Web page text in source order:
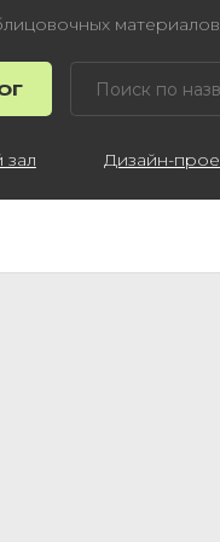
материалов
Дизайн-